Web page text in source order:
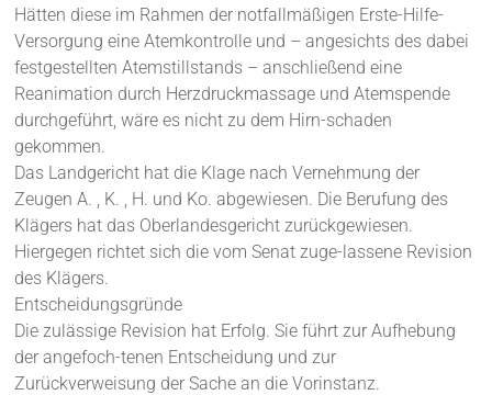
Hätten diese im Rahmen der notfallmäßigen Erste-Hilfe-
Versorgung eine Atemkontrolle und – angesichts des dabei
festgestellten Atemstillstands – anschließend eine
Reanimation durch Herzdruckmassage und Atemspende
durchgeführt, wäre es nicht zu dem Hirn-schaden
gekommen.
Das Landgericht hat die Klage nach Vernehmung der
Zeugen A. , K. , H. und Ko. abgewiesen. Die Berufung des
Klägers hat das Oberlandesgericht zurückgewiesen.
Hiergegen richtet sich die vom Senat zuge-lassene Revision
des Klägers.
Entscheidungsgründe
Die zulässige Revision hat Erfolg. Sie führt zur Aufhebung
der angefoch-tenen Entscheidung und zur
Zurückverweisung der Sache an die Vorinstanz.